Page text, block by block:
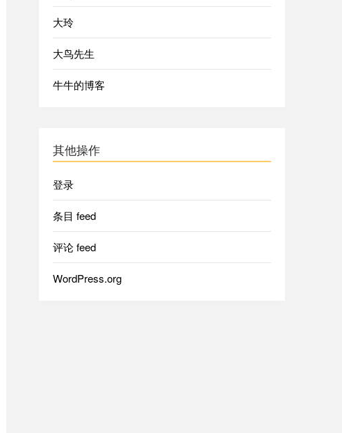
大玲
大鸟先生
牛牛的博客
其他操作
登录
条目 feed
评论 feed
WordPress.org